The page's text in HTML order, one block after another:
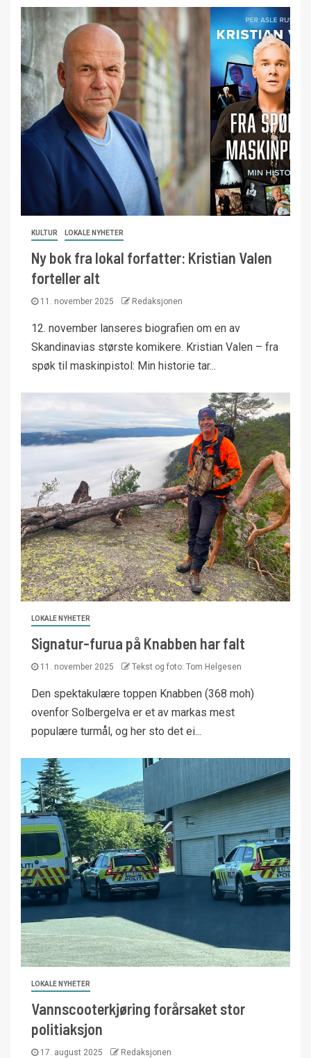
KULTUR LOKALE NYHETER
Ny bok fra lokal forfatter: Kristian Valen
forteller alt
11. november 2025 Redaksjonen
12. november lanseres biografien om en av
Skandinavias største komikere. Kristian Valen – fra
spøk til maskinpistol: Min historie tar...
LOKALE NYHETER
Signatur-furua på Knabben har falt
11. november 2025 Tekst og foto: Tom Helgesen
Den spektakulære toppen Knabben (368 moh)
ovenfor Solbergelva er et av markas mest
populære turmål, og her sto det ei...
LOKALE NYHETER
Vannscooterkjøring forårsaket stor
politiaksjon
17. august 2025 Redaksjonen